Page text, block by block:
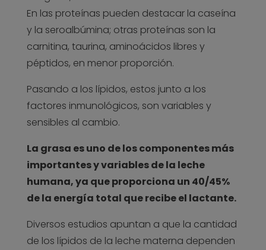
En las proteínas pueden destacar la caseína
y la seroalbúmina; otras proteínas son la
carnitina, taurina, aminoácidos libres y
péptidos, en menor proporción.
Pasando a los lípidos, estos junto a los
factores inmunológicos, son variables y
sensibles al cambio.
La grasa es uno de los componentes más
importantes y variables de la leche
humana, ya que proporciona un 40/45%
de la energía total que recibe el lactante.
Diversos estudios apuntan a que la cantidad
de los lípidos de la leche materna dependen